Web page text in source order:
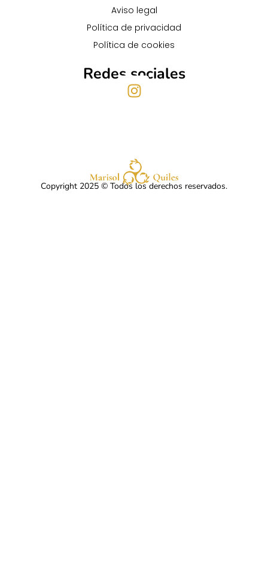
Aviso legal
Política de privacidad
Política de cookies
Redes sociales
Copyright 2025 © Todos los derechos reservados.